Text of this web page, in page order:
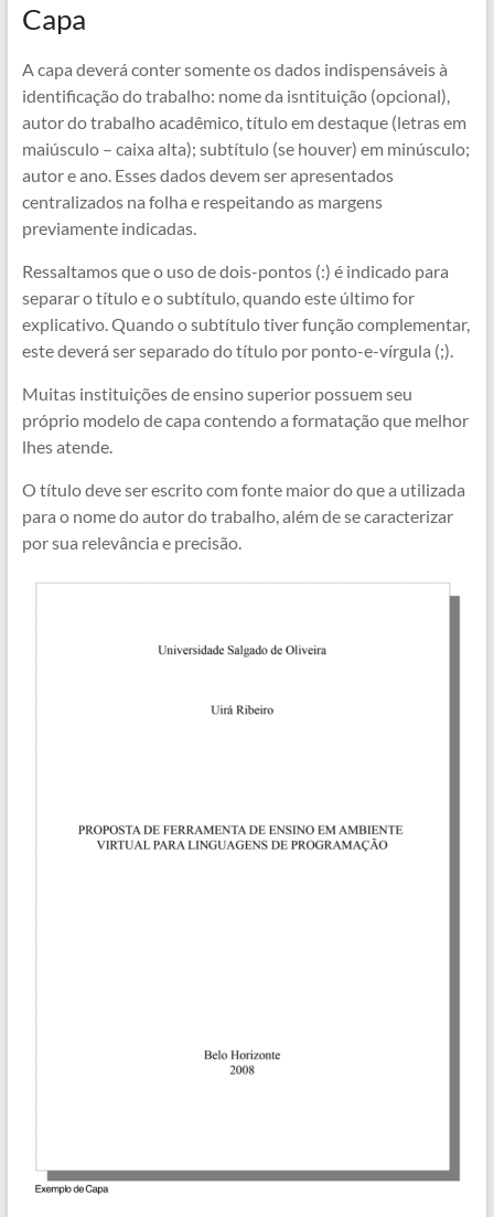
Capa
A capa deverá conter somente os dados indispensáveis à
identificação do trabalho: nome da isntituição (opcional),
autor do trabalho acadêmico, título em destaque (letras em
maiúsculo – caixa alta); subtítulo (se houver) em minúsculo;
autor e ano. Esses dados devem ser apresentados
centralizados na folha e respeitando as margens
previamente indicadas.
Ressaltamos que o uso de dois-pontos (:) é indicado para
separar o título e o subtítulo, quando este último for
explicativo. Quando o subtítulo tiver função complementar,
este deverá ser separado do título por ponto-e-vírgula (;).
Muitas instituições de ensino superior possuem seu
próprio modelo de capa contendo a formatação que melhor
lhes atende.
O título deve ser escrito com fonte maior do que a utilizada
para o nome do autor do trabalho, além de se caracterizar
por sua relevância e precisão.